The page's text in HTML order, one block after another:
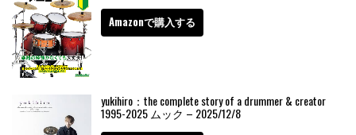
Amazonで購入する
yukihiro：the complete story of a drummer & creator
1995-2025 ムック – 2025/12/8